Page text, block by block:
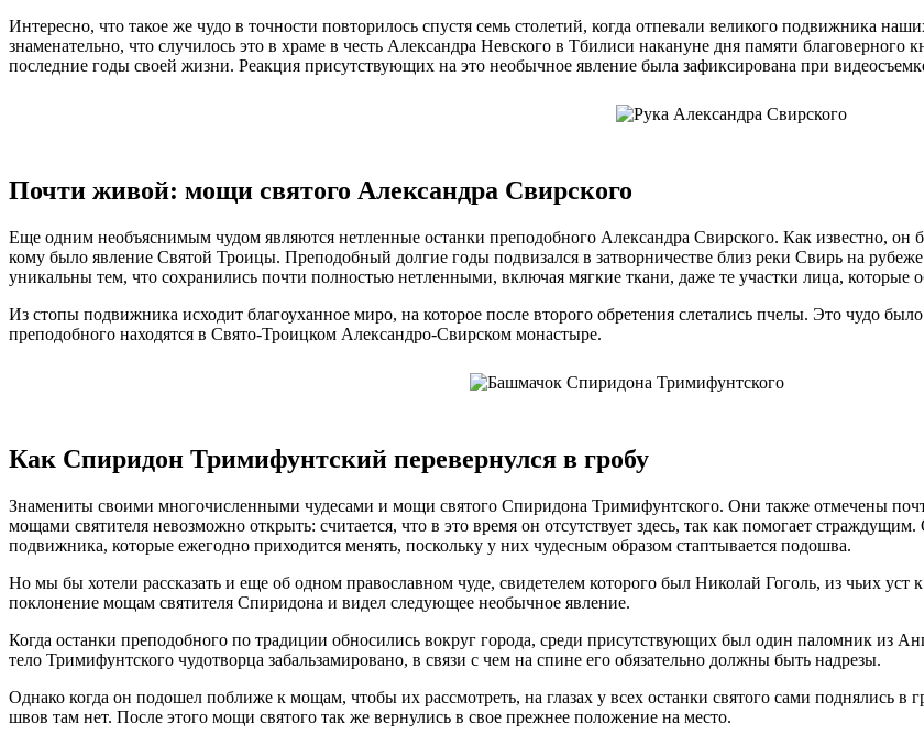
Интересно, что такое же чудо в точности повторилось спустя семь столетий, когда отпевали великого подвижника
знаменательно, что случилось это в храме в честь Александра Невского в Тбилиси накануне дня памяти
последние годы своей жизни. Реакция присутствующих на это необычное явление была зафиксирована при
Почти живой: мощи святого Александра Свирского
Еще одним необъяснимым чудом являются нетленные останки преподобного Александра Свирского. Как известно, он
кому было явление Святой Троицы. Преподобный долгие годы подвизался в затворничестве близ реки Свирь на
уникальны тем, что сохранились почти полностью нетленными, включая мягкие ткани, даже те участки лица, которые
Из стопы подвижника исходит благоуханное миро, на которое после второго обретения слетались пчелы. Это чудо
преподобного находятся в Свято-Троицком Александро-Свирском монастыре.
Как Спиридон Тримифунтский перевернулся в гробу
Знамениты своими многочисленными чудесами и мощи святого Спиридона Тримифунтского. Они также отмечены
мощами святителя невозможно открыть: считается, что в это время он отсутствует здесь, так как помогает
подвижника, которые ежегодно приходится менять, поскольку у них чудесным образом стаптывается подошва.
Но мы бы хотели рассказать и еще об одном православном чуде, свидетелем которого был Николай Гоголь, из чьих
поклонение мощам святителя Спиридона и видел следующее необычное явление.
Когда останки преподобного по традиции обносились вокруг города, среди присутствующих был один паломник из
тело Тримифунтского чудотворца забальзамировано, в связи с чем на спине его обязательно должны быть надрезы.
Однако когда он подошел поближе к мощам, чтобы их рассмотреть, на глазах у всех останки святого сами поднялись в
швов там нет. После этого мощи святого так же вернулись в свое прежнее положение на место.